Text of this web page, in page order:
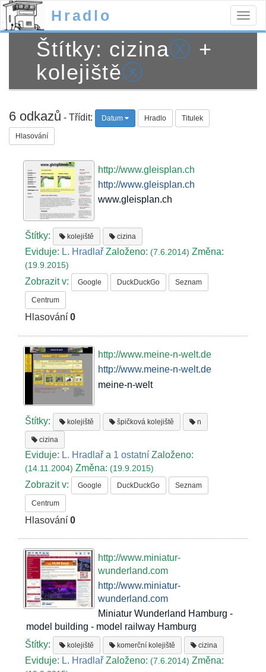
Hradlo
Štítky: cizinaⓧ +
kolejištěⓧ
6 odkazů - Třídit: Datum Hradlo Titulek
Hlasování
http://www.gleisplan.ch
http://www.gleisplan.ch
www.gleisplan.ch
Štítky: kolejiště cizina
Eviduje: L. Hradlař Založeno:(7.6.2014)Změna:
(19.9.2015)
Zobrazit v: Google DuckDuckGo Seznam
Centrum
Hlasování0
http://www.meine-n-welt.de
http://www.meine-n-welt.de
meine-n-welt
Štítky: kolejiště špičková kolejiště n
cizina
Eviduje: L. Hradlař a 1 ostatní Založeno:
(14.11.2004)Změna:(19.9.2015)
Zobrazit v: Google DuckDuckGo Seznam
Centrum
Hlasování0
http://www.miniatur-
wunderland.com
http://www.miniatur-
wunderland.com
Miniatur Wunderland Hamburg -
model building - model railway Hamburg
Štítky:
kolejiště komerční kolejiště cizina
Eviduje: L. Hradlař Založeno:(7.6.2014)Změna: